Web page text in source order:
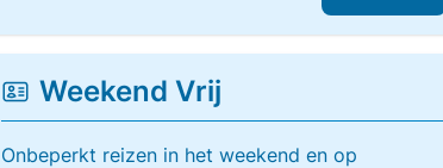
Weekend Vrij
Onbeperkt reizen in het weekend en op